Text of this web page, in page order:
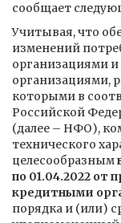
сообщает
Учитывая, что
изменений
организациями
организациями,
которыми в
Российской
(далее – НФО),
технического
целесообразным
по 01.04.2022 от
кредитными
порядка и (или)